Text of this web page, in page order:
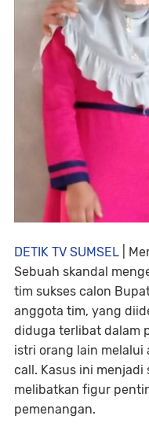
DETIK TV SUMSEL |
Sebuah skandal
tim sukses calon
anggota tim, yang
diduga terlibat dalam
istri orang lain melalui
call. Kasus ini
melibatkan figur
pemenangan.